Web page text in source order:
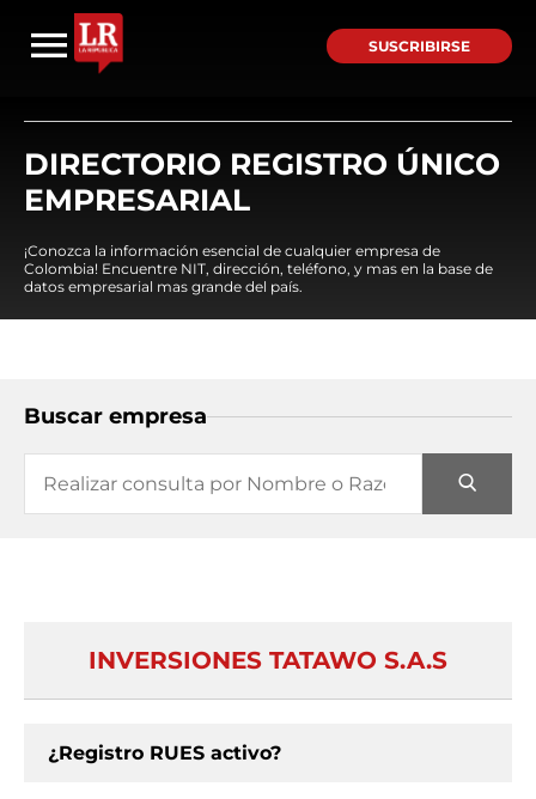
SUSCRIBIRSE
DIRECTORIO REGISTRO ÚNICO
EMPRESARIAL
¡Conozca la información esencial de cualquier empresa de
Colombia! Encuentre NIT, dirección, teléfono, y mas en la base de
datos empresarial mas grande del país.
Buscar empresa
INVERSIONES TATAWO S.A.S
¿Registro RUES activo?